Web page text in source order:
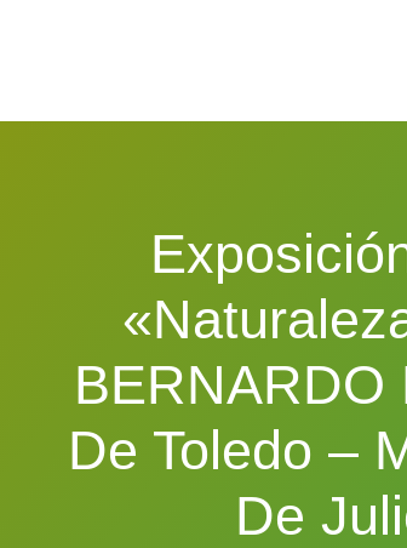
BERNARDO
De Toledo –
De